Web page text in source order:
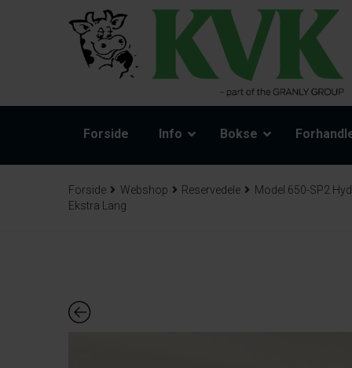
Forside Info Bokse
Forside Webshop Reservedele Model 650-SP2
Ekstra Lang